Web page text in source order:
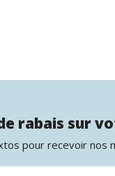
rabais sur
pour recevoir